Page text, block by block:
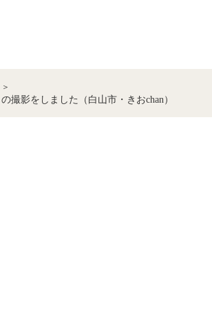
＞
撮影をしました（白山市・きおchan）